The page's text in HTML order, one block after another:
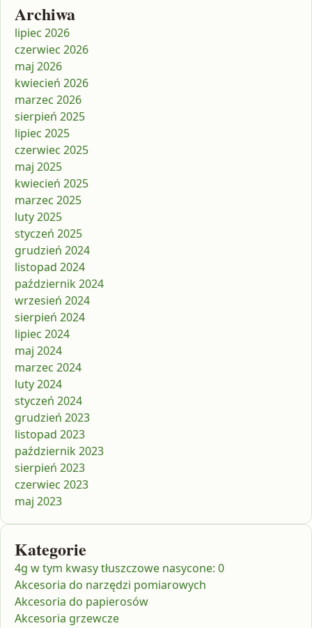
Archiwa
lipiec 2026
czerwiec 2026
maj 2026
kwiecień 2026
marzec 2026
sierpień 2025
lipiec 2025
czerwiec 2025
maj 2025
kwiecień 2025
marzec 2025
luty 2025
styczeń 2025
grudzień 2024
listopad 2024
październik 2024
wrzesień 2024
sierpień 2024
lipiec 2024
maj 2024
marzec 2024
luty 2024
styczeń 2024
grudzień 2023
listopad 2023
październik 2023
sierpień 2023
czerwiec 2023
maj 2023
Kategorie
4g w tym kwasy tłuszczowe nasycone: 0
Akcesoria do narzędzi pomiarowych
Akcesoria do papierosów
Akcesoria grzewcze